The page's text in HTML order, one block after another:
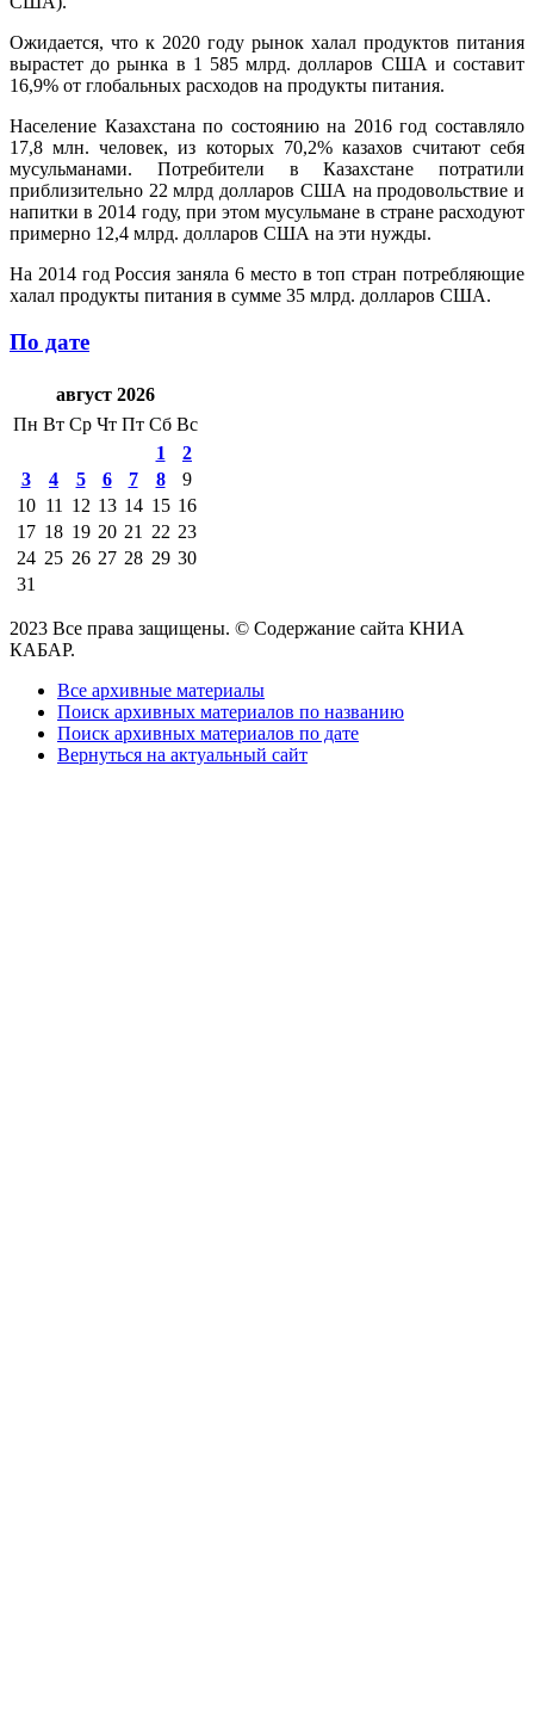
Ожидается, что к 2020 году рынок халал продуктов питания
вырастет до рынка в 1 585 млрд. долларов США и составит
16,9% от глобальных расходов на продукты питания.
Население Казахстана по состоянию на 2016 год составляло
17,8 млн. человек, из которых 70,2% казахов считают себя
мусульманами. Потребители в Казахстане потратили
приблизительно 22 млрд долларов США на продовольствие и
напитки в 2014 году, при этом мусульмане в стране расходуют
примерно 12,4 млрд. долларов США на эти нужды.
На 2014 год Россия заняла 6 место в топ стран потребляющие
халал продукты питания в сумме 35 млрд. долларов США.
По дате
август 2026
Пн Вт Ср Чт Пт Сб Вс
1
2
3
4 5 6 7 8
9
10 11 12 13 14 15 16
17 18 19 20 21 22 23
24 25 26 27 28 29 30
31
2023 Все права защищены. © Содержание сайта КНИА
КАБАР.
Все архивные материалы
Поиск архивных материалов по названию
Поиск архивных материалов по дате
Вернуться на актуальный сайт